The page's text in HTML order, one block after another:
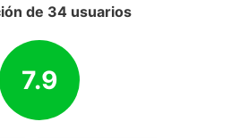
de 34 usuarios
7.9